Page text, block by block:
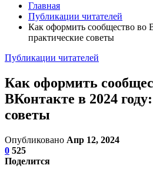
Главная
Публикации читателей
Как оформить сообщество во
практические советы
Публикации читателей
Как оформить
ВКонтакте в 2024
советы
Опубликовано Апр 12, 2024
0 525
Поделится